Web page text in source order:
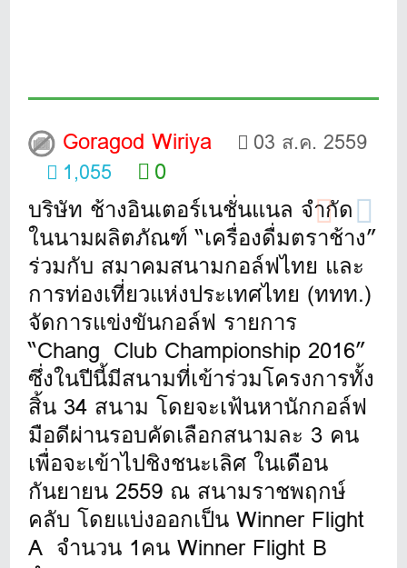
Goragod Wiriya
03 ส.ค. 2559
1,055
0
บริษัท ช้างอินเตอร์เนชั่นแนล จำกัด
ในนามผลิตภัณฑ์ “เครื่องดื่มตราช้าง”
ร่วมกับ สมาคมสนามกอล์ฟไทย และ
การท่องเที่ยวแห่งประเทศไทย (ททท.)
จัดการแข่งขันกอล์ฟ รายการ
“Chang Club Championship 2016”
ซึ่งในปีนี้มีสนามที่เข้าร่วมโครงการทั้ง
สิ้น 34 สนาม โดยจะเฟ้นหานักกอล์ฟ
มือดีผ่านรอบคัดเลือกสนามละ 3 คน
เพื่อจะเข้าไปชิงชนะเลิศ ในเดือน
กันยายน 2559 ณ สนามราชพฤกษ์
คลับ โดยแบ่งออกเป็น Winner Flight
A จำนวน 1คน Winner Flight B